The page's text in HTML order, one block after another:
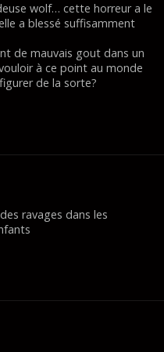
wolf… cette horreur a le
a blessé suffisamment
de mauvais gout dans un
à ce point au monde
de la sorte?
ravages dans les